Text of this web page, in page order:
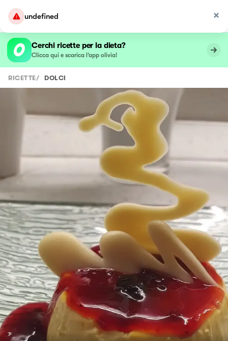
undefined
Cerchi ricette per la dieta?
Clicca qui e scarica l’app olivia!
RICETTE/ DOLCI